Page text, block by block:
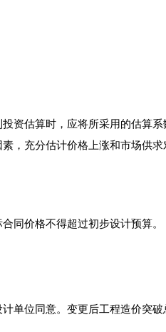
资估算时，应将所采用的估算
，充分估计价格上涨和市场供求
同价格不得超过初步设计预算。
单位同意。变更后工程造价突破